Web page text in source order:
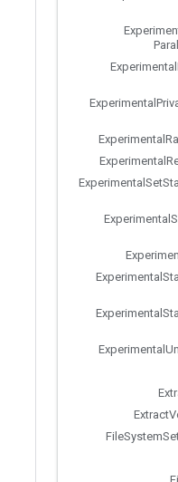
Experimental
Experimental
Experimental
Experimental
Experimental Set
Experimental
Experimental
Experimental
Experimental
Extract
FileSystem